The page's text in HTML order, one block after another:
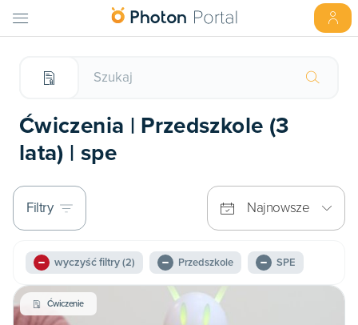
Ćwiczenia | Przedszkole (3
lata) | spe
Filtry Najnowsze
wyczyść filtry(2) Przedszkole SPE
Ćwiczenie